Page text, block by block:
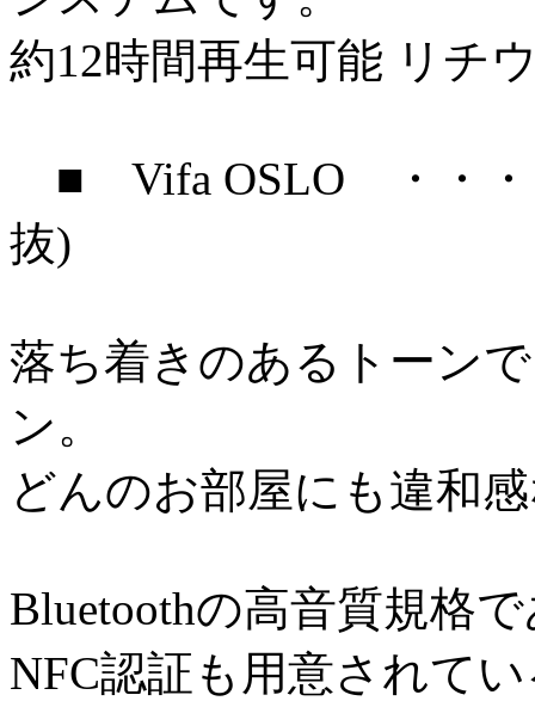
約12時間再生可能 リチ
■ Vifa OSLO ・・・
抜)
落ち着きのあるトーン
ン。
どんのお部屋にも違和
Bluetoothの高音質規格
NFC認証も用意されて